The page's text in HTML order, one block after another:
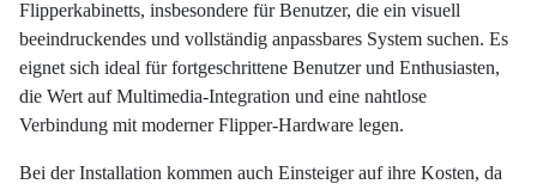
Flipperkabinetts, insbesondere für Benutzer, die ein visuell
beeindruckendes und vollständig anpassbares System suchen. Es
eignet sich ideal für fortgeschrittene Benutzer und Enthusiasten,
die Wert auf Multimedia-Integration und eine nahtlose
Verbindung mit moderner Flipper-Hardware legen.
Bei der Installation kommen auch Einsteiger auf ihre Kosten, da